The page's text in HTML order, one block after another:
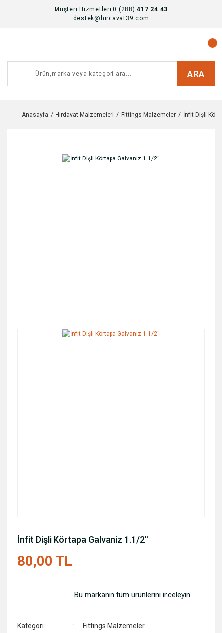
Müşteri Hizmetleri 0 (288)417 24 43
destek@hirdavat39.com
ARA
Anasayfa Hırdavat Malzemeleri Fittings Malzemeler İnfit Dişli
İnfit Dişli Körtapa Galvaniz 1.1/2''
80,00 TL
Bu markanın tüm ürünlerini inceleyin...
Kategori
Fittings Malzemeler